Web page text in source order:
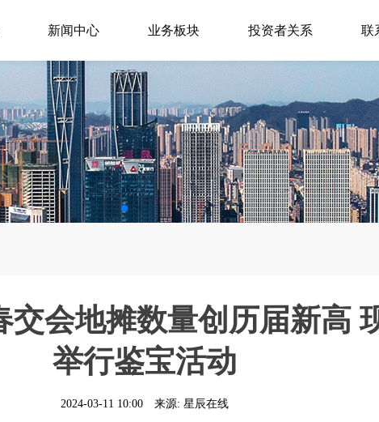
新闻中心 业务板块 投资者关系 联
会地摊数量创历届新高
举行鉴宝活动
2024-03-11 10:00 来源: 星辰在线